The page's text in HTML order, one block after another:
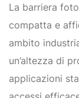
La barriera
compatta e
ambito
un’altezza di
applicazioni